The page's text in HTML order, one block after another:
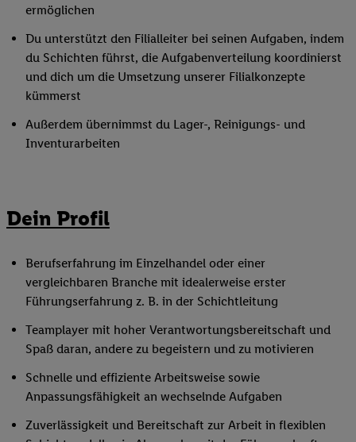
ermöglichen
Du unterstützt den Filialleiter bei seinen Aufgaben, indem
du Schichten führst, die Aufgabenverteilung koordinierst
und dich um die Umsetzung unserer Filialkonzepte
kümmerst
Außerdem übernimmst du Lager-, Reinigungs- und
Inventurarbeiten
Dein Profil
Berufserfahrung im Einzelhandel oder einer
vergleichbaren Branche mit idealerweise erster
Führungserfahrung z. B. in der Schichtleitung
Teamplayer mit hoher Verantwortungsbereitschaft und
Spaß daran, andere zu begeistern und zu motivieren
Schnelle und effiziente Arbeitsweise sowie
Anpassungsfähigkeit an wechselnde Aufgaben
Zuverlässigkeit und Bereitschaft zur Arbeit in flexiblen